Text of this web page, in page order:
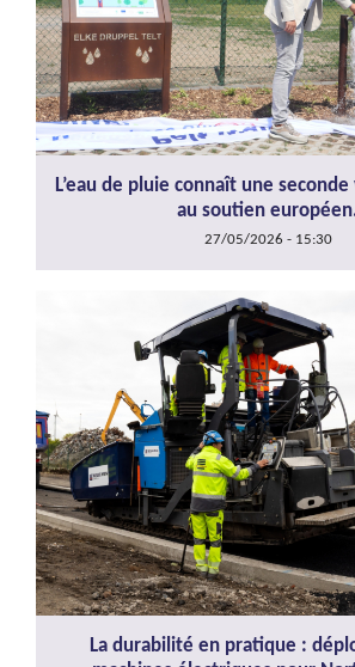
L’eau de pluie connaît une
au soutien
27/05/2026 - 15:30
La durabilité en pratique :